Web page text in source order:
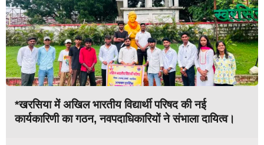
*खरसिया में अखिल भारतीय विद्यार्थी परिषद की नई
कार्यकारिणी का गठन, नवपदाधिकारियों ने संभाला दायित्व।